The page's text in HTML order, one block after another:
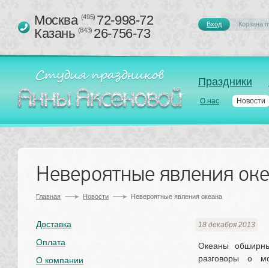
Праздники
О нас Новости
Москва (495)72-998-72
Казань (843)26-756-73
Вход Корзина
Невероятные явления
Главная Новости Невероятные явления океана
18 декабря 2013
Океаны
разговоры о
Доставка
Оплата
О компании